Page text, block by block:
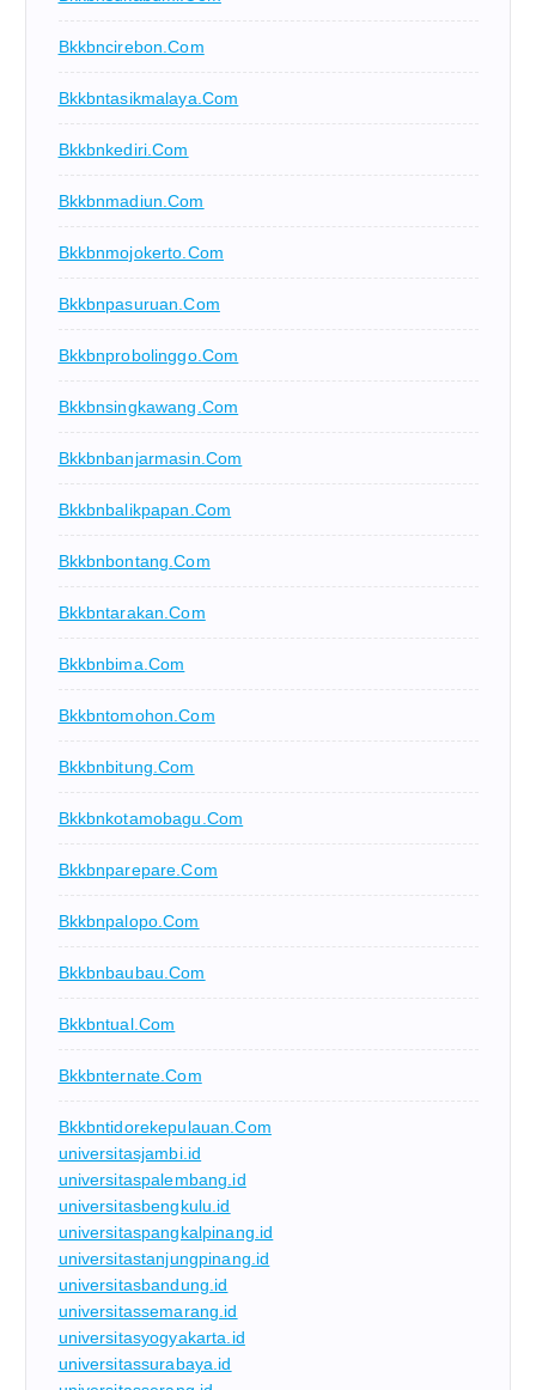
Bkkbncirebon.com
Bkkbntasikmalaya.com
Bkkbnkediri.com
Bkkbnmadiun.com
Bkkbnmojokerto.com
Bkkbnpasuruan.com
Bkkbnprobolinggo.com
Bkkbnsingkawang.com
Bkkbnbanjarmasin.com
Bkkbnbalikpapan.com
Bkkbnbontang.com
Bkkbntarakan.com
Bkkbnbima.com
Bkkbntomohon.com
Bkkbnbitung.com
Bkkbnkotamobagu.com
Bkkbnparepare.com
Bkkbnpalopo.com
Bkkbnbaubau.com
Bkkbntual.com
Bkkbnternate.com
Bkkbntidorekepulauan.com
universitasjambi.id
universitaspalembang.id
universitasbengkulu.id
universitaspangkalpinang.id
universitastanjungpinang.id
universitasbandung.id
universitassemarang.id
universitasyogyakarta.id
universitassurabaya.id